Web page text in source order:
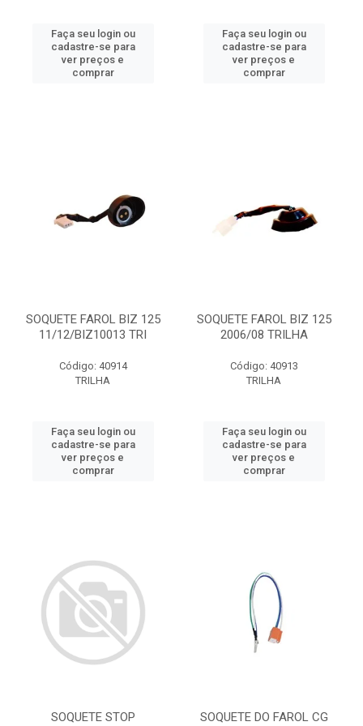
Faça seu login ou
cadastre-se para
ver preços e
comprar
Faça seu login ou
cadastre-se para
ver preços e
comprar
SOQUETE FAROL BIZ 125
11/12/BIZ10013 TRI
Código: 40914
TRILHA
Faça seu login ou
cadastre-se para
ver preços e
comprar
SOQUETE FAROL BIZ 125
2006/08 TRILHA
Código: 40913
TRILHA
Faça seu login ou
cadastre-se para
ver preços e
comprar
SOQUETE STOP
SOQUETE DO FAROL CG